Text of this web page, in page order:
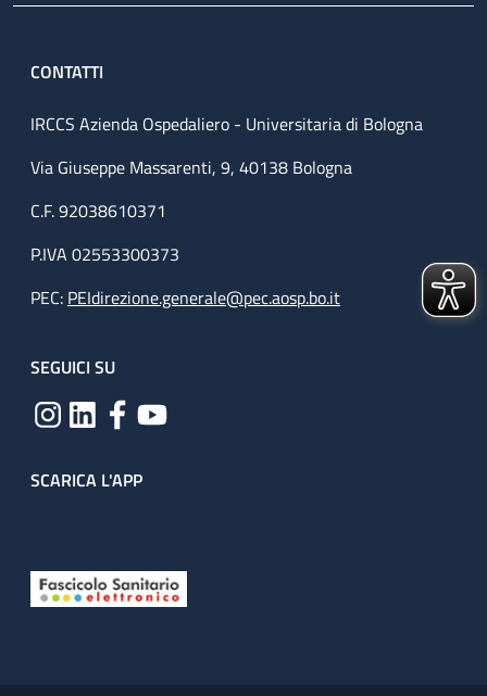
CONTATTI
IRCCS Azienda Ospedaliero - Universitaria di Bologna
Via Giuseppe Massarenti, 9, 40138 Bologna
C.F. 92038610371
P.IVA 02553300373
PEC: PEIdirezione.generale@pec.aosp.bo.it
SEGUICI SU
SCARICA L'APP